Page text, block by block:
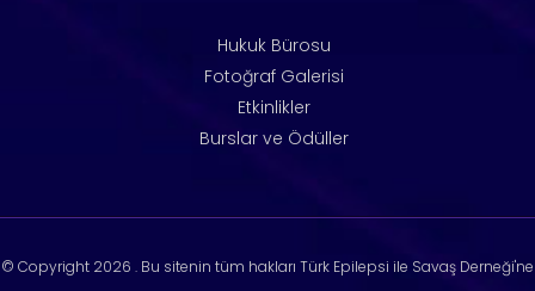
Hukuk Bürosu
Fotoğraf Galerisi
Etkinlikler
Burslar ve Ödüller
© Copyright 2026 . Bu sitenin tüm hakları Türk Epilepsi ile Savaş Derneği'ne